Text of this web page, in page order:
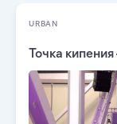
URBAN
Точка